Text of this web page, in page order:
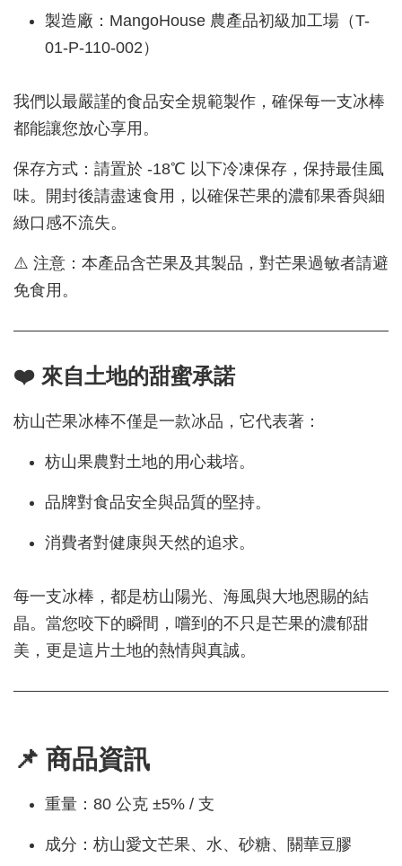
製造廠：MangoHouse 農產品初級加工場（T-
01-P-110-002）
我們以最嚴謹的食品安全規範製作，確保每一支冰棒
都能讓您放心享用。
保存方式：請置於 -18℃ 以下冷凍保存，保持最佳風
味。開封後請盡速食用，以確保芒果的濃郁果香與細
緻口感不流失。
⚠️ 注意：本產品含芒果及其製品，對芒果過敏者請避
免食用。
❤️ 來自土地的甜蜜承諾
枋山芒果冰棒不僅是一款冰品，它代表著：
枋山果農對土地的用心栽培。
品牌對食品安全與品質的堅持。
消費者對健康與天然的追求。
每一支冰棒，都是枋山陽光、海風與大地恩賜的結
晶。當您咬下的瞬間，嚐到的不只是芒果的濃郁甜
美，更是這片土地的熱情與真誠。
📌 商品資訊
重量：80 公克 ±5% / 支
成分：枋山愛文芒果、水、砂糖、關華豆膠